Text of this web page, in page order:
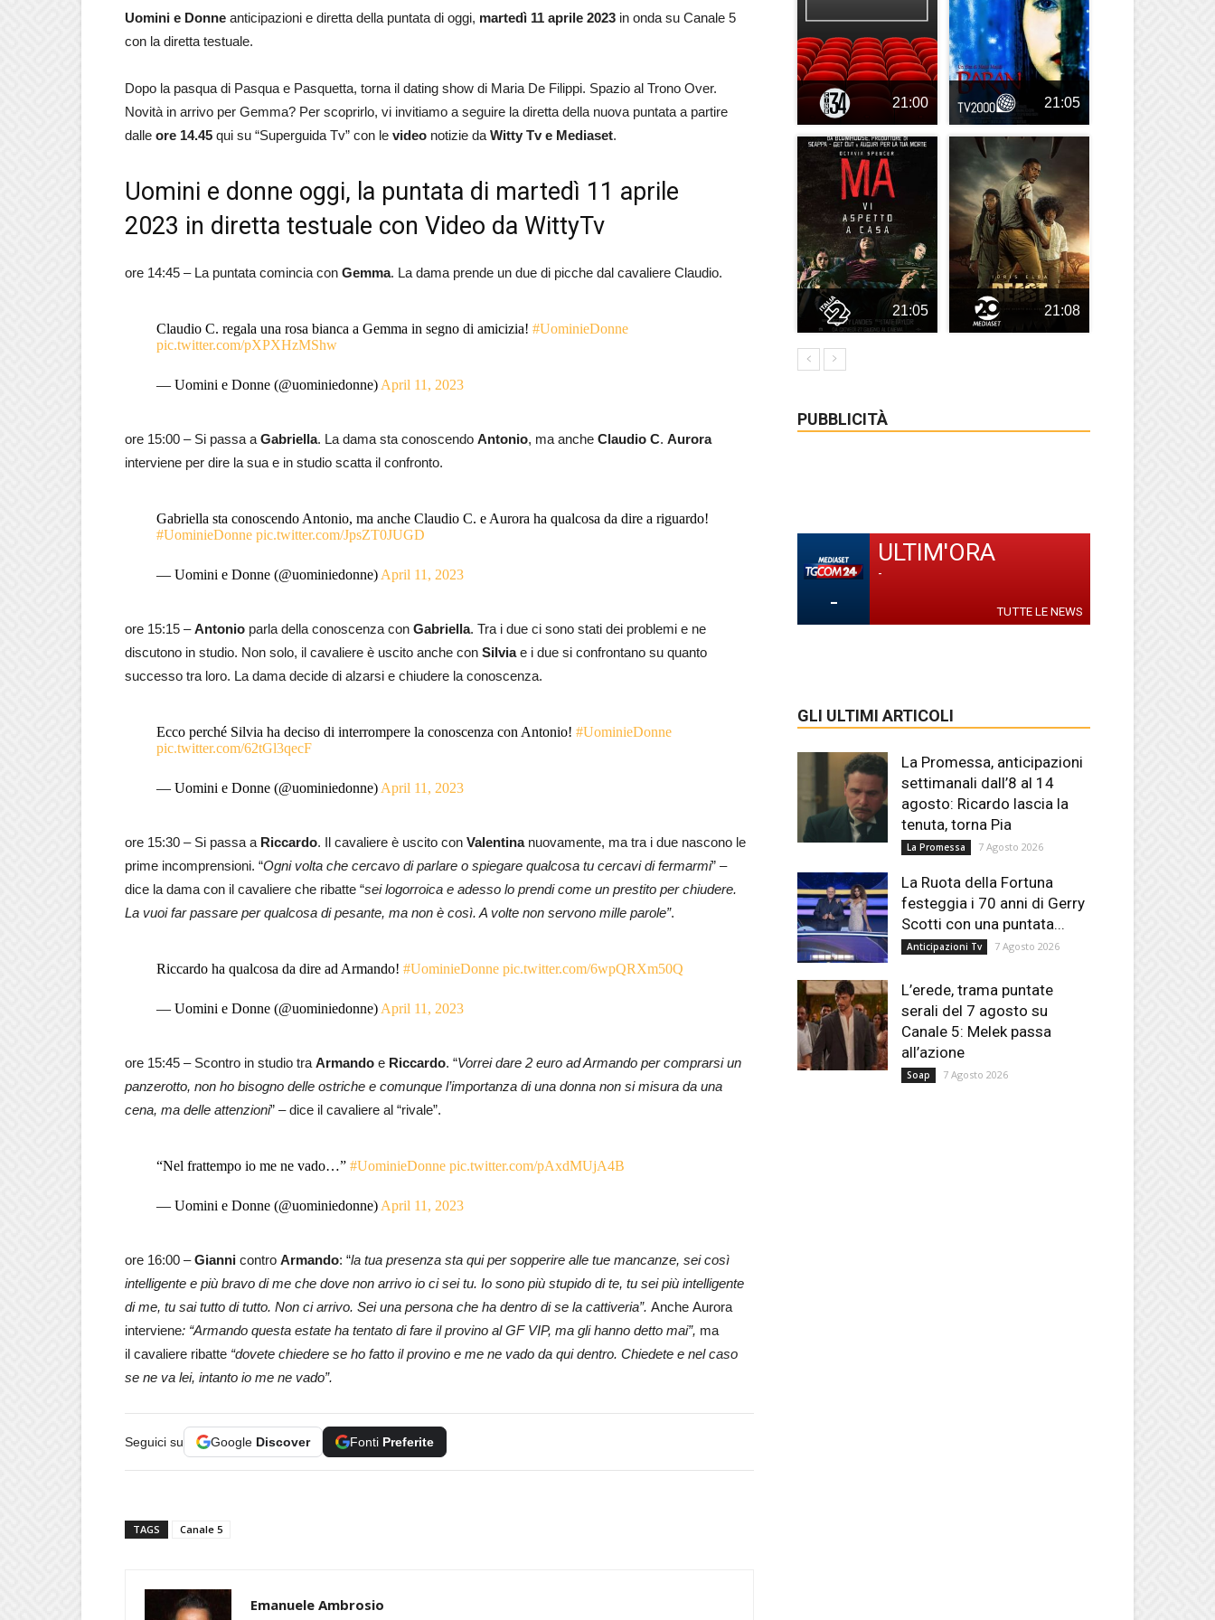
Uomini e Donne anticipazioni e diretta della puntata di oggi, martedì 11 aprile 2023 in onda su Canale 5
con la diretta testuale.
Dopo la pasqua di Pasqua e Pasquetta, torna il dating show di Maria De Filippi. Spazio al Trono Over.
Novità in arrivo per Gemma? Per scoprirlo, vi invitiamo a seguire la diretta della nuova puntata a partire
dalle ore 14.45 qui su “Superguida Tv” con le video notizie da Witty Tv e Mediaset.
Uomini e donne oggi, la puntata di martedì 11 aprile
2023 in diretta testuale con Video da WittyTv
ore 14:45 – La puntata comincia con Gemma. La dama prende un due di picche dal cavaliere Claudio.
Claudio C. regala una rosa bianca a Gemma in segno di amicizia! #UominieDonne
pic.twitter.com/pXPXHzMShw
— Uomini e Donne (@uominiedonne) April 11, 2023
ore 15:00 – Si passa a Gabriella. La dama sta conoscendo Antonio, ma anche Claudio C. Aurora
interviene per dire la sua e in studio scatta il confronto.
Gabriella sta conoscendo Antonio, ma anche Claudio C. e Aurora ha qualcosa da dire a riguardo!
#UominieDonne pic.twitter.com/JpsZT0JUGD
— Uomini e Donne (@uominiedonne) April 11, 2023
ore 15:15 –Antonio parla della conoscenza con Gabriella. Tra i due ci sono stati dei problemi e ne
discutono in studio. Non solo, il cavaliere è uscito anche con Silviae i due si confrontano su quanto
successo tra loro. La dama decide di alzarsi e chiudere la conoscenza.
Ecco perché Silvia ha deciso di interrompere la conoscenza con Antonio! #UominieDonne
pic.twitter.com/62tGl3qecF
— Uomini e Donne (@uominiedonne) April 11, 2023
ore 15:30 – Si passa a Riccardo. Il cavaliere è uscito con Valentinanuovamente, ma tra i due nascono le
prime incomprensioni. “Ogni volta che cercavo di parlare o spiegare qualcosa tu cercavi di fermarmi” –
dice la dama con il cavaliere che ribatte “sei logorroica e adesso lo prendi come un prestito per chiudere.
La vuoi far passare per qualcosa di pesante, ma non è così. A volte non servono mille parole”.
Riccardo ha qualcosa da dire ad Armando! #UominieDonne pic.twitter.com/6wpQRXm50Q
— Uomini e Donne (@uominiedonne) April 11, 2023
ore 15:45 – Scontro in studio tra Armando e Riccardo. “Vorrei dare 2 euro ad Armando per comprarsi un
panzerotto, non ho bisogno delle ostriche e comunque l’importanza di una donna non si misura da una
cena, ma delle attenzioni” – dice il cavaliere al “rivale”.
“Nel frattempo io me ne vado…” #UominieDonne pic.twitter.com/pAxdMUjA4B
— Uomini e Donne (@uominiedonne) April 11, 2023
ore 16:00 –Gianni contro Armando: “la tua presenza sta qui per sopperire alle tue mancanze, sei così
intelligente e più bravo di me che dove non arrivo io ci sei tu. Io sono più stupido di te, tu sei più intelligente
di me, tu sai tutto di tutto. Non ci arrivo. Sei una persona che ha dentro di se la cattiveria”. Anche Aurora
interviene: “Armando questa estate ha tentato di fare il provino al GF VIP, ma gli hanno detto mai”, ma
il cavaliere ribatte “dovete chiedere se ho fatto il provino e me ne vado da qui dentro. Chiedete e nel caso
se ne va lei, intanto io me ne vado”.
Seguici su Google Discover Fonti Preferite
TAGS Canale 5
Emanuele Ambrosio
21:00 21:05
21:05 21:08
PUBBLICITÀ
-
ULTIM'ORA
-
TUTTE LE NEWS
GLI ULTIMI ARTICOLI
La Promessa, anticipazioni
settimanali dall’8 al 14
agosto: Ricardo lascia la
tenuta, torna Pia
La Promessa 7 Agosto 2026
La Ruota della Fortuna
festeggia i 70 anni di Gerry
Scotti con una puntata...
Anticipazioni Tv 7 Agosto 2026
L’erede, trama puntate
serali del 7 agosto su
Canale 5: Melek passa
all’azione
Soap 7 Agosto 2026